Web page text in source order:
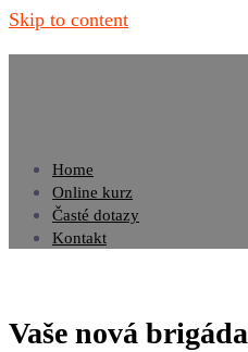
Skip to content
Home
Online kurz
Časté dotazy
Kontakt
Vaše nová brigáda